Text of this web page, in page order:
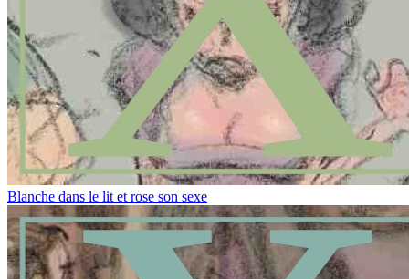
Blanche dans le lit et rose son sexe